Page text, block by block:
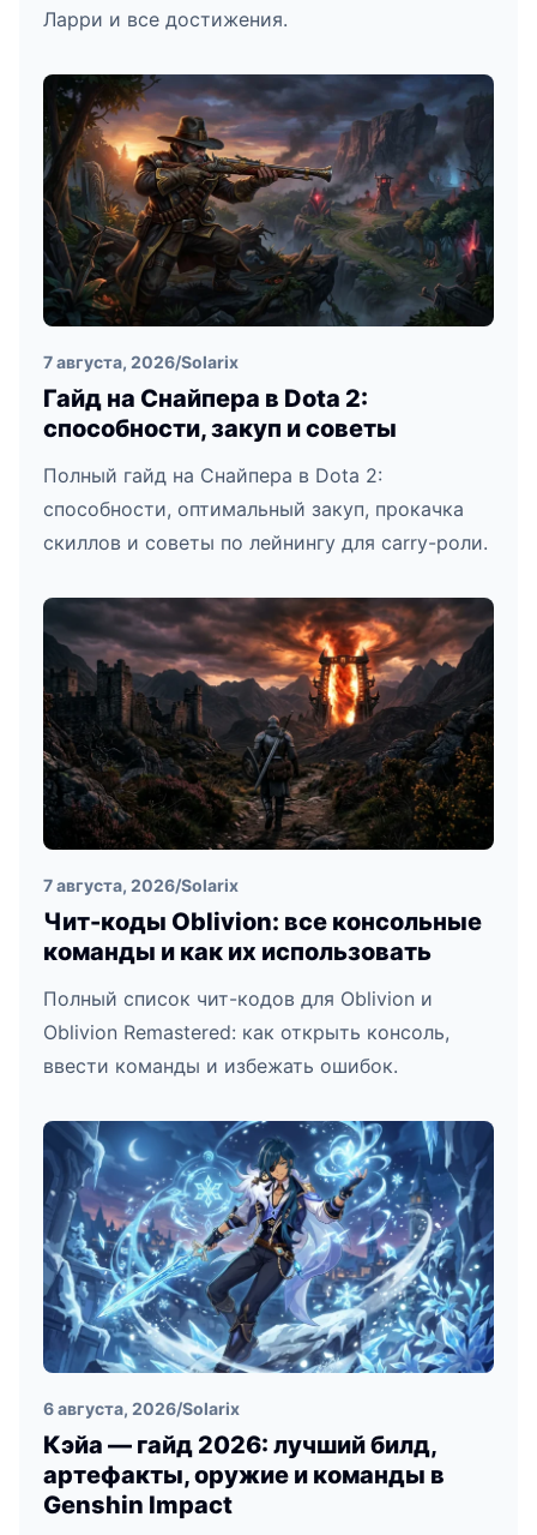
Ларри и все достижения.
7 августа, 2026/Solarix
Гайд на Снайпера в Dota 2:
способности, закуп и советы
Полный гайд на Снайпера в Dota 2:
способности, оптимальный закуп, прокачка
скиллов и советы по лейнингу для carry-роли.
7 августа, 2026/Solarix
Чит-коды Oblivion: все консольные
команды и как их использовать
Полный список чит-кодов для Oblivion и
Oblivion Remastered: как открыть консоль,
ввести команды и избежать ошибок.
6 августа, 2026/Solarix
Кэйа — гайд 2026: лучший билд,
артефакты, оружие и команды в
Genshin Impact